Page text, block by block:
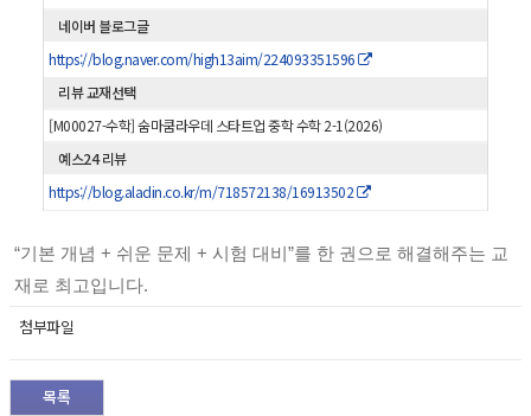
네이버 블로그글
https://blog.naver.com/high13aim/224093351596
리뷰 교재선택
[M00027-수학] 숨마쿰라우데 스타트업 중학 수학 2-1(2026)
예스24 리뷰
https://blog.aladin.co.kr/m/718572138/16913502
“기본 개념 + 쉬운 문제 + 시험 대비”를 한 권으로 해결해주는 교
재로 최고입니다.
첨부파일
목록